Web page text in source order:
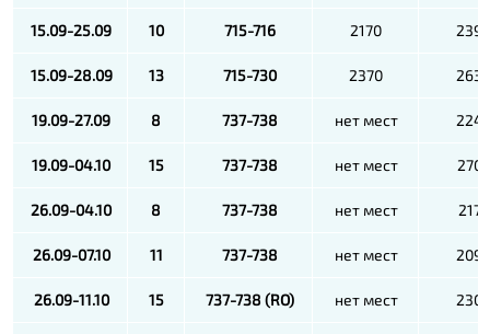
15.09-25.09 10 715-716 2170
15.09-28.09 13 715-730 2370
19.09-27.09 8 737-738 нет мест
19.09-04.10 15 737-738 нет мест 2700
26.09-04.10 8 737-738 нет мест 2170
26.09-07.10 11 737-738 нет мест
26.09-11.10 15 737-738 (RO) нет мест